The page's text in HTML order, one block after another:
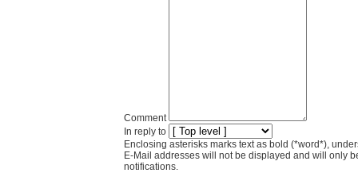
Comment
In reply to
Enclosing asterisks marks text as bold (*word*),
E-Mail addresses will not be displayed and will only
notifications.